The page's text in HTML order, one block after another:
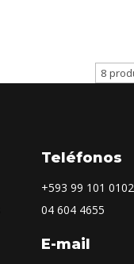
Teléfonos
+593 99 101 0102
04 604 4655
E-mail